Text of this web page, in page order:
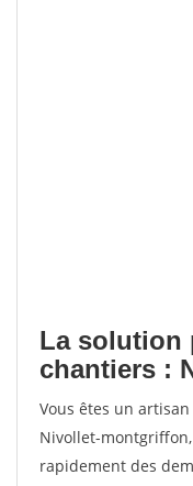
La solution
chantiers :
Vous êtes un
Nivollet-
rapidement des